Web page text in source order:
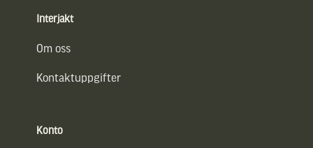
Interjakt
Om oss
Kontaktuppgifter
Konto